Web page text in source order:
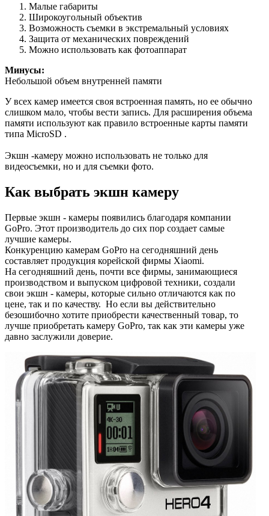
Малые габариты
Широкоугольный объектив
Возможность съемки в экстремальный условиях
Защита от механических повреждений
Можно использовать как фотоаппарат
Минусы:
Небольшой объем внутренней памяти
У всех камер имеется своя встроенная память, но ее обычно
слишком мало, чтобы вести запись. Для расширения объема
памяти используют как правило встроенные карты памяти
типа MicroSD .
Экшн -камеру можно использовать не только для
видеосъемки, но и для съемки фото.
Как выбрать экшн камеру
Первые экшн - камеры появились благодаря компании
GoPro. Этот производитель до сих пор создает самые
лучшие камеры.
Конкуренцию камерам GoPro на сегодняшний день
составляет продукция корейской фирмы Xiaomi.
На сегодняшний день, почти все фирмы, занимающиеся
производством и выпуском цифровой техники, создали
свои экшн - камеры, которые сильно отличаются как по
цене, так и по качеству. Но если вы действительно
безошибочно хотите приобрести качественный товар, то
лучше приобретать камеру GoPro, так как эти камеры уже
давно заслужили доверие.